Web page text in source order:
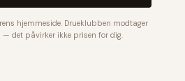
hjemmeside. Drueklubben modtager
det påvirker ikke prisen for dig.